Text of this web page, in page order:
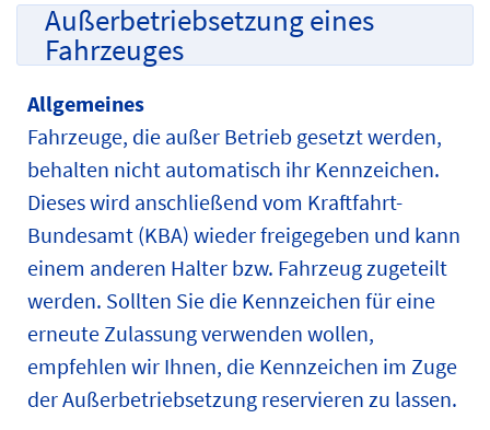
Außerbetriebsetzung eines
Fahrzeuges
Allgemeines
Fahrzeuge, die außer Betrieb gesetzt werden,
behalten nicht automatisch ihr Kennzeichen.
Dieses wird anschließend vom Kraftfahrt-
Bundesamt (KBA) wieder freigegeben und kann
einem anderen Halter bzw. Fahrzeug zugeteilt
werden. Sollten Sie die Kennzeichen für eine
erneute Zulassung verwenden wollen,
empfehlen wir Ihnen, die Kennzeichen im Zuge
der Außerbetriebsetzung reservieren zu lassen.